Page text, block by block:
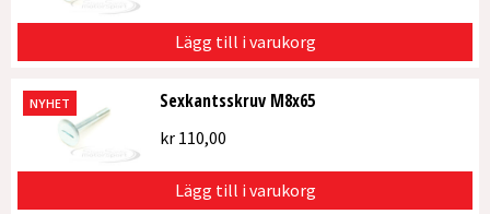
Lägg till i varukorg
NYHET Sexkantsskruv M8x65
kr110,00
Lägg till i varukorg